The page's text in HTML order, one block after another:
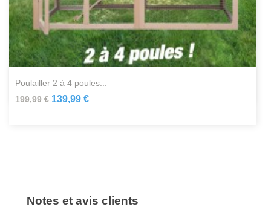
poulailler 2 à 4 poules...
199,99 € 139,99 €
Notes et avis clients